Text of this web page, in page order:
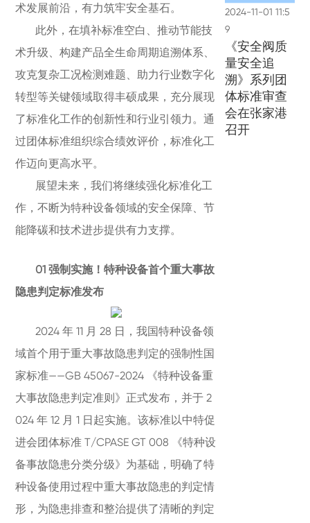
术发展前沿，有力筑牢安全基石。
此外，在填补标准空白、推动节能技
术升级、构建产品全生命周期追溯体系、
攻克复杂工况检测难题、助力行业数字化
转型等关键领域取得丰硕成果，充分展现
了标准化工作的创新性和行业引领力。通
过团体标准组织综合绩效评价，标准化工
作迈向更高水平。
展望未来，我们将继续强化标准化工
作，不断为特种设备领域的安全保障、节
能降碳和技术进步提供有力支撑。
01 强制实施！特种设备首个重大事故
隐患判定标准发布
2024 年 11 月 28 日，我国特种设备领
域首个用于重大事故隐患判定的强制性国
家标准——GB 45067-2024 《特种设备重
大事故隐患判定准则》正式发布，并于 2
024 年 12 月 1 日起实施。该标准以中特促
进会团体标准 T/CPASE GT 008 《特种设
备事故隐患分类分级》为基础，明确了特
种设备使用过程中重大事故隐患的判定情
形，为隐患排查和整治提供了清晰的判定
2024-11-01 11:5
9
《安全阀质
量安全追
溯》系列团
体标准审查
会在张家港
召开